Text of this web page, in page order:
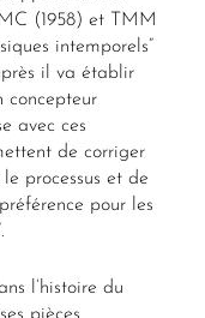
apparaîtra les
(1958) et TMM
intemporels”
il va établir
avec ces
de corriger
processus et de
pour les
l’histoire du